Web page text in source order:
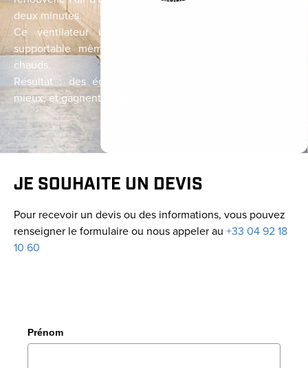
deux minutes.
Ce ventilateur industriel maintient une température
supportable même dans les environnements les plus
chauds.
Résultat : des équipes qui respirent mieux, travaillent
mieux, et gagnent en efficacité.
JE SOUHAITE UN DEVIS
Pour recevoir un devis ou des informations, vous pouvez
renseigner le formulaire ou nous appeler au +33 04 92 18
10 60
Prénom